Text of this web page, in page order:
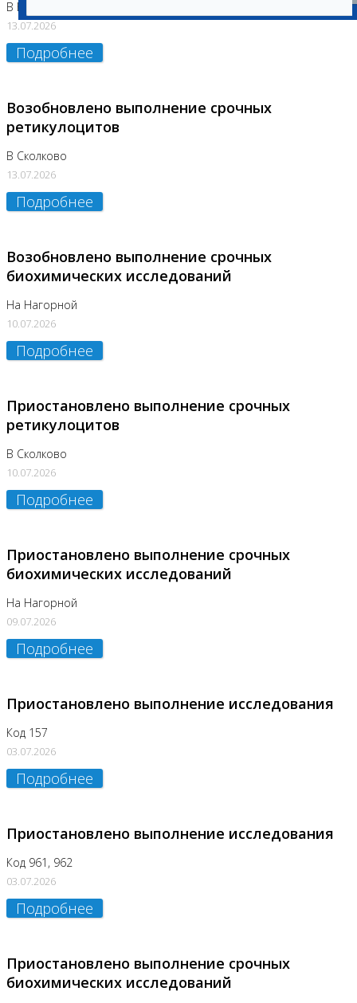
В Бутово
13.07.2026
Подробнее
Возобновлено выполнение срочных
ретикулоцитов
В Сколково
13.07.2026
Подробнее
Возобновлено выполнение срочных
биохимических исследований
На Нагорной
10.07.2026
Подробнее
Приостановлено выполнение срочных
ретикулоцитов
В Сколково
10.07.2026
Подробнее
Приостановлено выполнение срочных
биохимических исследований
На Нагорной
09.07.2026
Подробнее
Приостановлено выполнение исследования
Код 157
03.07.2026
Подробнее
Приостановлено выполнение исследования
Код 961, 962
03.07.2026
Подробнее
Приостановлено выполнение срочных
биохимических исследований